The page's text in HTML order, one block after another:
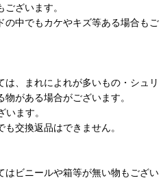
ざいます。
の中でもカケやキズ等ある場合もご
、まれによれが多いもの・シュリ
がある場合がございます。
ます。
交換返品はできません。
はビニールや箱等が無い物もござい